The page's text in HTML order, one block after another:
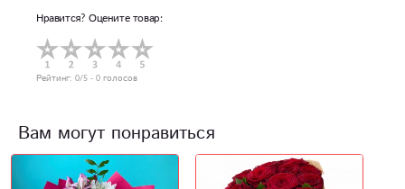
Нравится? Оцените товар:
Рейтинг: 0/5 - 0 голосов
Вам могут понравиться